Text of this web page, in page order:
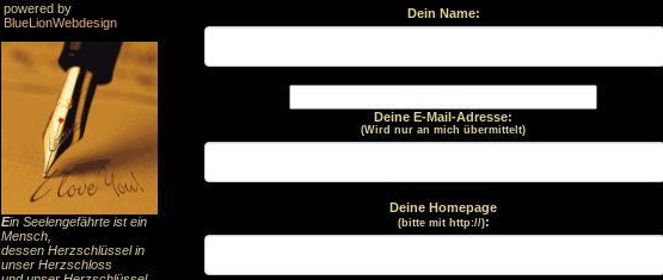
powered by
BlueLionWebdesign
Ein Seelengefährte ist ein
Mensch,
dessen Herzschlüssel in
unser Herzschloss
Dein Name:
Deine E-Mail-Adresse:
(Wird nur an mich übermittelt)
Deine Homepage
(bitte mit http://):